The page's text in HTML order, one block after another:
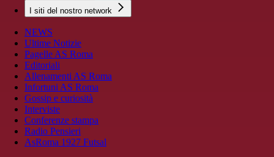
I siti del nostro network
NEWS
Ultime Notizie
Pagelle AS Roma
Editoriali
Allenamenti AS Roma
Infortuni AS Roma
Gossip e curiosità
Interviste
Conferenze stampa
Radio Pensieri
AsRoma 1927 Futsal